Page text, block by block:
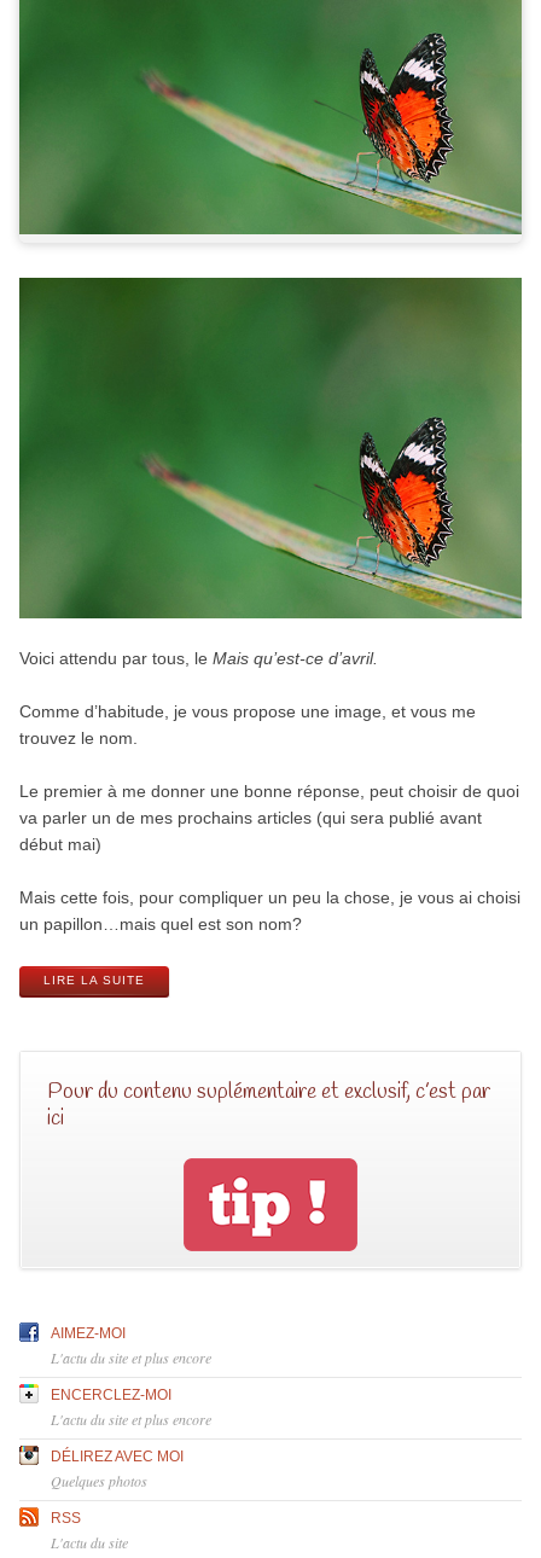
Voici attendu par tous, le Mais qu’est-ce d’avril.
Comme d’habitude, je vous propose une image, et vous me
trouvez le nom.
Le premier à me donner une bonne réponse, peut choisir de quoi
va parler un de mes prochains articles (qui sera publié avant
début mai)
Mais cette fois, pour compliquer un peu la chose, je vous ai choisi
un papillon…mais quel est son nom?
LIRE LA SUITE
Pour du contenu suplémentaire et exclusif, c’est par
ici
AIMEZ-MOI
L'actu du site et plus encore
ENCERCLEZ-MOI
L'actu du site et plus encore
DÉLIREZ AVEC MOI
Quelques photos
RSS
L'actu du site